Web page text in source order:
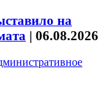
на
| 06.08.2026